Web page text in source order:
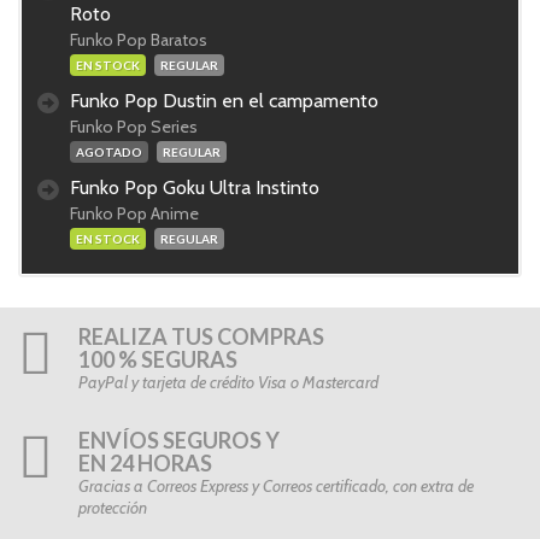
Roto
Funko Pop Baratos
EN STOCK REGULAR
Funko Pop Dustin en el campamento
Funko Pop Series
AGOTADO REGULAR
Funko Pop Goku Ultra Instinto
Funko Pop Anime
EN STOCK REGULAR
REALIZA TUS COMPRAS
100 % SEGURAS
PayPal y tarjeta de crédito Visa o Mastercard
ENVÍOS SEGUROS Y
EN 24 HORAS
Gracias a Correos Express y Correos certificado, con extra de
protección